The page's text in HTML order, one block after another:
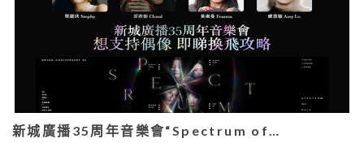
新城廣播35周年音樂會“Spectrum of…